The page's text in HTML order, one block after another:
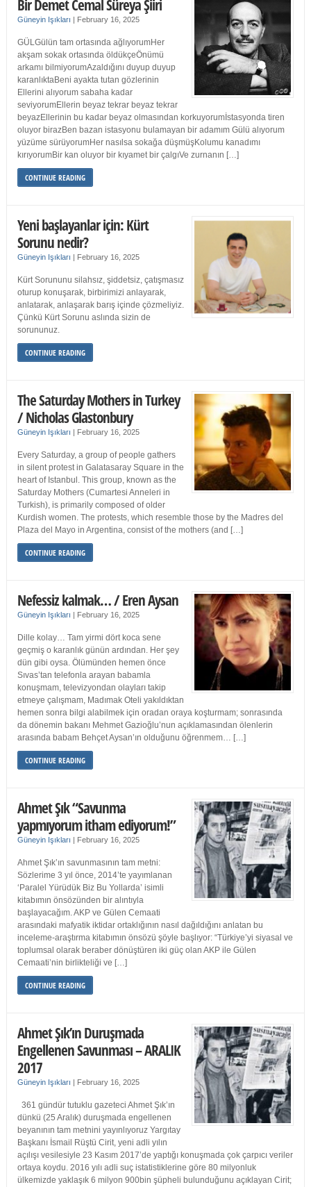
Bir Demet Cemal Süreya Şiiri
Güneyin Işıkları | February 16, 2025
GÜLGülün tam ortasında ağlıyorumHer
akşam sokak ortasında öldükçeÖnümü
arkamı bilmiyorumAzaldığını duyup duyup
karanlıktaBeni ayakta tutan gözlerinin
Ellerini alıyorum sabaha kadar
seviyorumEllerin beyaz tekrar beyaz tekrar
beyazEllerinin bu kadar beyaz olmasından korkuyorumİstasyonda tiren
oluyor birazBen bazan istasyonu bulamayan bir adamım Gülü alıyorum
yüzüme sürüyorumHer nasılsa sokağa düşmüşKolumu kanadımı
kırıyorumBir kan oluyor bir kıyamet bir çalgıVe zurnanın […]
CONTINUE READING
Yeni başlayanlar için: Kürt
Sorunu nedir?
Güneyin Işıkları | February 16, 2025
Kürt Sorununu silahsız, şiddetsiz, çatışmasız
oturup konuşarak, birbirimizi anlayarak,
anlatarak, anlaşarak barış içinde çözmeliyiz.
Çünkü Kürt Sorunu aslında sizin de
sorununuz.
CONTINUE READING
The Saturday Mothers in Turkey
/ Nicholas Glastonbury
Güneyin Işıkları | February 16, 2025
Every Saturday, a group of people gathers
in silent protest in Galatasaray Square in the
heart of Istanbul. This group, known as the
Saturday Mothers (Cumartesi Anneleri in
Turkish), is primarily composed of older
Kurdish women. The protests, which resemble those by the Madres del
Plaza del Mayo in Argentina, consist of the mothers (and […]
CONTINUE READING
Nefessiz kalmak… / Eren Aysan
Güneyin Işıkları | February 16, 2025
Dille kolay… Tam yirmi dört koca sene
geçmiş o karanlık günün ardından. Her şey
dün gibi oysa. Ölümünden hemen önce
Sıvas’tan telefonla arayan babamla
konuşmam, televizyondan olayları takip
etmeye çalışmam, Madımak Oteli yakıldıktan
hemen sonra bilgi alabilmek için oradan oraya koşturmam; sonrasında
da dönemin bakanı Mehmet Gazioğlu’nun açıklamasından ölenlerin
arasında babam Behçet Aysan’ın olduğunu öğrenmem… […]
CONTINUE READING
Ahmet Şık “Savunma
yapmıyorum itham ediyorum!”
Güneyin Işıkları | February 16, 2025
Ahmet Şık’ın savunmasının tam metni:
Sözlerime 3 yıl önce, 2014’te yayımlanan
‘Paralel Yürüdük Biz Bu Yollarda’ isimli
kitabımın önsözünden bir alıntıyla
başlayacağım. AKP ve Gülen Cemaati
arasındaki mafyatik iktidar ortaklığının nasıl dağıldığını anlatan bu
inceleme-araştırma kitabımın önsözü şöyle başlıyor: “Türkiye’yi siyasal ve
toplumsal olarak beraber dönüştüren iki güç olan AKP ile Gülen
Cemaati’nin birlikteliği ve […]
CONTINUE READING
Ahmet Şık’ın Duruşmada
Engellenen Savunması – ARALIK
2017
Güneyin Işıkları | February 16, 2025
361 gündür tutuklu gazeteci Ahmet Şık’ın
dünkü (25 Aralık) duruşmada engellenen
beyanının tam metnini yayınlıyoruz Yargıtay
Başkanı İsmail Rüştü Cirit, yeni adli yılın
açılışı vesilesiyle 23 Kasım 2017’de yaptığı konuşmada çok çarpıcı veriler
ortaya koydu. 2016 yılı adli suç istatistiklerine göre 80 milyonluk
ülkemizde yaklaşık 6 milyon 900bin şüpheli bulunduğunu açıklayan Cirit;